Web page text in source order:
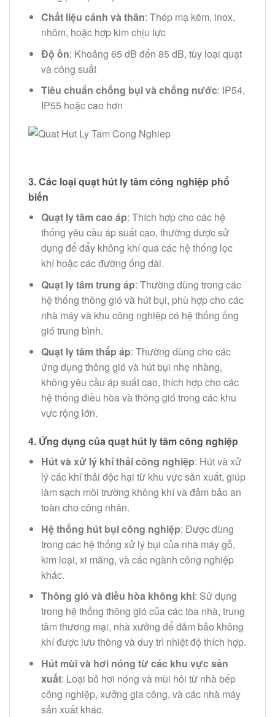
Chất liệu cánh và thân: Thép mạ kẽm, inox,
nhôm, hoặc hợp kim chịu lực
Độ ồn: Khoảng 65 dB đến 85 dB, tùy loại quạt
và công suất
Tiêu chuẩn chống bụi và chống nước: IP54,
IP55 hoặc cao hơn
3.Các loại quạt hút ly tâm công nghiệp phổ
biến
Quạt ly tâm cao áp: Thích hợp cho các hệ
thống yêu cầu áp suất cao, thường được sử
dụng để đẩy không khí qua các hệ thống lọc
khí hoặc các đường ống dài.
Quạt ly tâm trung áp: Thường dùng trong các
hệ thống thông gió và hút bụi, phù hợp cho các
nhà máy và khu công nghiệp có hệ thống ống
gió trung bình.
Quạt ly tâm thấp áp: Thường dùng cho các
ứng dụng thông gió và hút bụi nhẹ nhàng,
không yêu cầu áp suất cao, thích hợp cho các
hệ thống điều hòa và thông gió trong các khu
vực rộng lớn.
4. Ứng dụng của quạt hút ly tâm công nghiệp
Hút và xử lý khí thải công nghiệp: Hút và xử
lý các khí thải độc hại từ khu vực sản xuất, giúp
làm sạch môi trường không khí và đảm bảo an
toàn cho công nhân.
Hệ thống hút bụi công nghiệp: Được dùng
trong các hệ thống xử lý bụi của nhà máy gỗ,
kim loại, xi măng, và các ngành công nghiệp
khác.
Thông gió và điều hòa không khí: Sử dụng
trong hệ thống thông gió của các tòa nhà, trung
tâm thương mại, nhà xưởng để đảm bảo không
khí được lưu thông và duy trì nhiệt độ thích hợp.
Hút mùi và hơi nóng từ các khu vực sản
xuất: Loại bỏ hơi nóng và mùi hôi từ nhà bếp
công nghiệp, xưởng gia công, và các nhà máy
sản xuất khác.